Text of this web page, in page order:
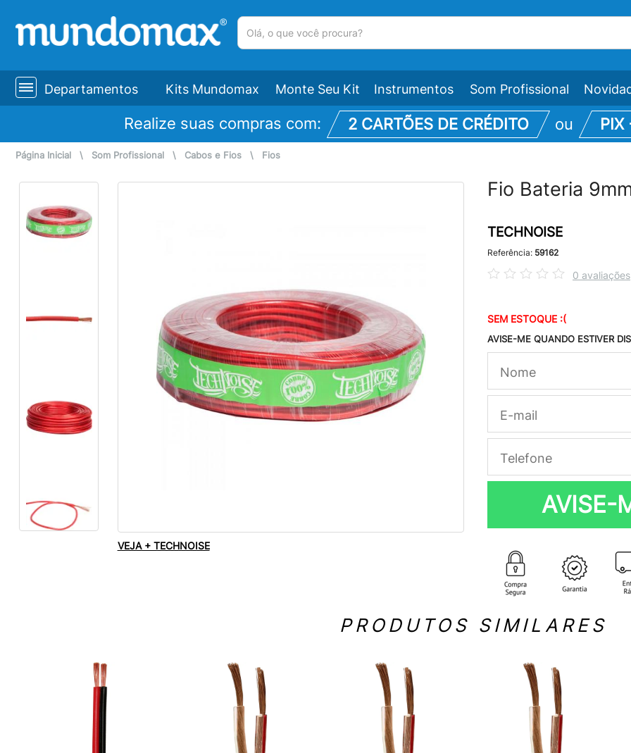
Departamentos Kits Mundomax Monte Seu Kit Instrumentos Som Profissional
Realize suas compras com: 2 CARTÕES DE CRÉDITO ou PIX
Página Inicial \ Som Profissional \ Cabos e Fios \ Fios
VEJA + TECHNOISE
Fio Bateria
TECHNOISE
Referência: 59162
0 avaliações
SEM ESTOQUE :(
AVISE-ME QUANDO ESTIVER
AVISE-
PRODUTOS SIMILARES